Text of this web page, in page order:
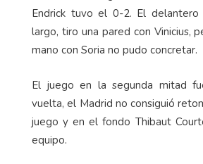
Endrick tuvo el 0-2. El delantero
largo, tiro una pared con Vinicius,
mano con Soria no pudo concretar.
El juego en la segunda mitad
vuelta, el Madrid no consiguió
juego y en el fondo Thibaut
equipo.